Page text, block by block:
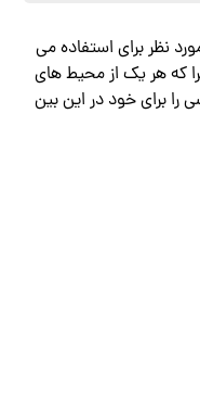
نظر برای استفاده می
که هر یک از محیط های
را برای خود در این بین